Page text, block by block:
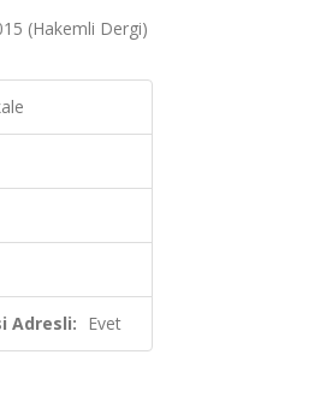
(Hakemli Dergi)
Adresli: Evet